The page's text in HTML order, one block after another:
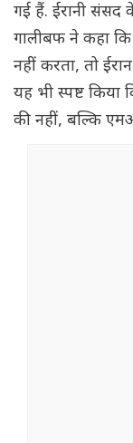
गई हैं. ईरानी संसद
गालीबफ ने कहा कि
नहीं करता, तो
यह भी स्पष्ट किया
की नहीं, बल्कि